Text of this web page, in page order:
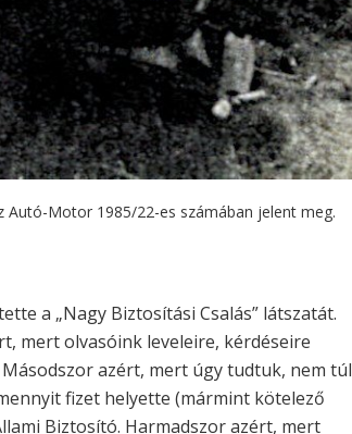
Autó-Motor 1985/22-es számában jelent meg.
a „Nagy Biztosítási Csalás” látszatát.
mert olvasóink leveleire, kérdéseire
azért, mert úgy tudtuk, nem túl
fizet helyette (mármint kötelező
Biztosító. Harmadszor azért, mert